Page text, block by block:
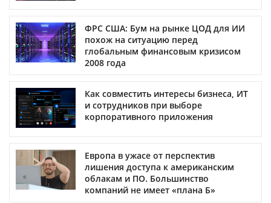
ФРС США: Бум на рынке ЦОД для ИИ
похож на ситуацию перед
глобальным финансовым кризисом
2008 года
Как совместить интересы бизнеса, ИТ
и сотрудников при выборе
корпоративного приложения
Европа в ужасе от перспектив
лишения доступа к американским
облакам и ПО. Большинство
компаний не имеет «плана Б»